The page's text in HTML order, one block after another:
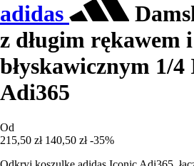
adidas
z długim rękawem
błyskawicznym 1/4
Adi365
Od
215,50 zł 140,50 zł -35%